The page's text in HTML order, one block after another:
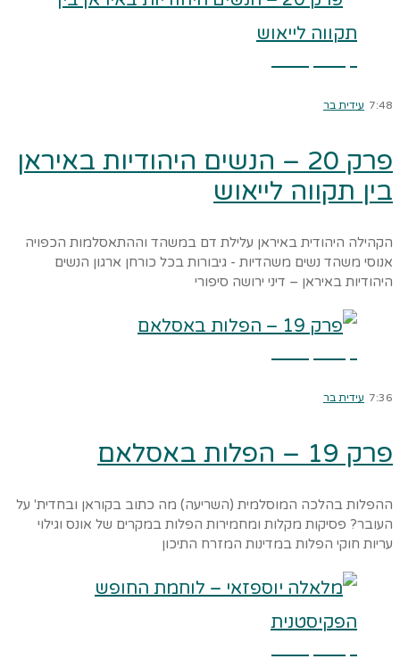
7:48 עידית בר
פרק 20 – הנשים היהודיות באיראן
בין תקווה לייאוש
הקהילה היהודית באיראן עלילת דם במשהד וההתאסלמות הכפויה
אנוסי משהד נשים משהדיות - גיבורות בכל כורחן ארגון הנשים
היהודיות באיראן – דיני ירושה סיפורי
7:36 עידית בר
פרק 19 – הפלות באסלאם
ההפלות בהלכה המוסלמית (השריעה) מה כתוב בקוראן ובחדית' על
העובר? פסיקות מקלות ומחמירות הפלות במקרים של אונס וגילוי
עריות חוקי הפלות במדינות המזרח התיכון